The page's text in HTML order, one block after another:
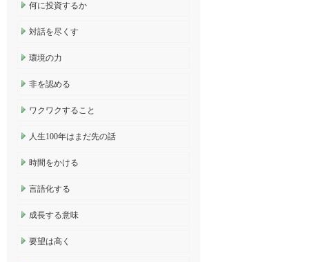
何に投資するか
対話を尽くす
環境の力
非を認める
ワクワクすること
人生100年はまだ先の話
時間をかける
言語化する
成長する意味
要望は高く